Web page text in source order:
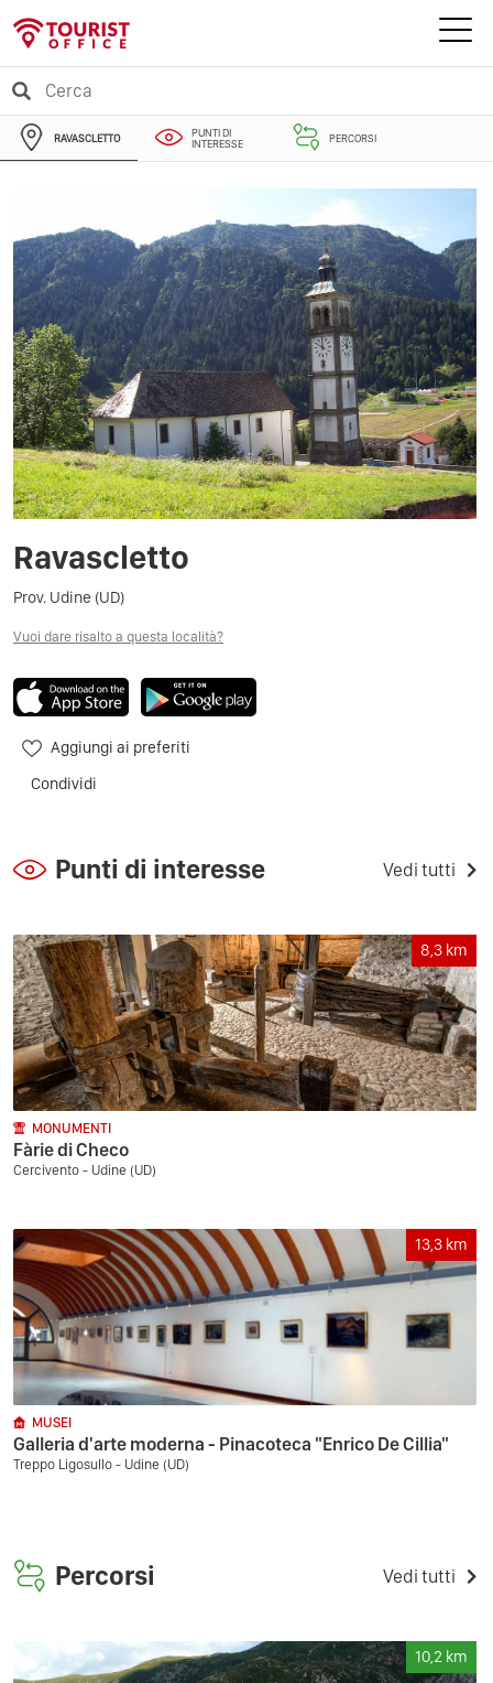
RAVASCLETTO
PUNTI DI
INTERESSE
PERCORSI
Ravascletto
Prov. Udine (UD)
Vuoi dare risalto a questa località?
Aggiungi ai preferiti
Condividi
Punti di interesse Vedi tutti
8,3 km
MONUMENTI
Fàrie di Checo
Cercivento - Udine (UD)
13,3 km
MUSEI
Galleria d'arte moderna - Pinacoteca "Enrico De Cillia"
Treppo Ligosullo - Udine (UD)
Percorsi Vedi tutti
10,2 km